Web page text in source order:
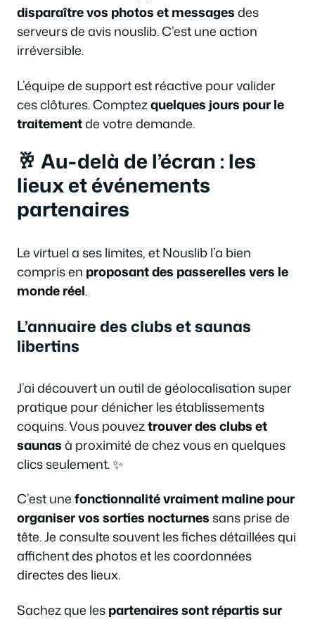
disparaître vos photos et messagesdes
serveurs de avis nouslib. C’est une action
irréversible.
L’équipe de support est réactive pour valider
ces clôtures. Comptezquelques jours pour le
traitementde votre demande.
🥂 Au-delà de l’écran : les
lieux et événements
partenaires
Le virtuel a ses limites, et Nouslib l’a bien
compris en proposant des passerelles vers le
monde réel.
L’annuaire des clubs et saunas
libertins
J’ai découvert un outil de géolocalisation super
pratique pour dénicher les établissements
coquins. Vous pouveztrouver des clubs et
saunasà proximité de chez vous en quelques
clics seulement. ✨
C’est unefonctionnalité vraiment maline pour
organiser vos sorties nocturnessans prise de
tête. Je consulte souvent les fiches détaillées qui
affichent des photos et les coordonnées
directes des lieux.
Sachez que lespartenaires sont répartis sur